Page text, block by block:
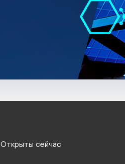
Открыты сейчас